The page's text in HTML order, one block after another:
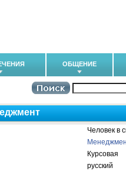
ОБЩЕНИЕ
Человек в
Курсовая
русский